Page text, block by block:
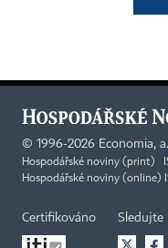
© 1996-2026 Economia,
Hospodářské noviny (print)
Hospodářské noviny (online)
Certifikováno Sledujte